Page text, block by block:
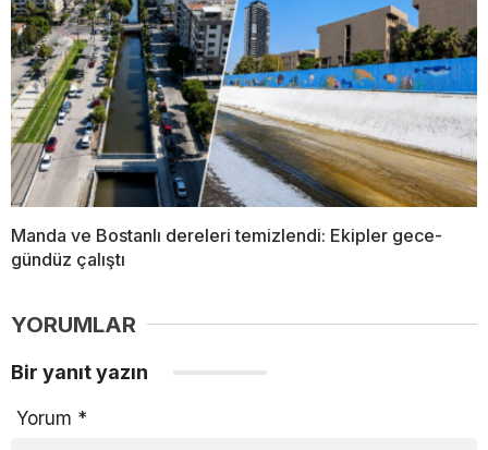
Manda ve Bostanlı dereleri temizlendi: Ekipler gece-
gündüz çalıştı
YORUMLAR
Bir yanıt yazın
Yorum *